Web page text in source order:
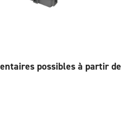
possibles à partir de